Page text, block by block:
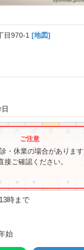
目970-1 [地図]
● ● ● ●
●
・休業の場合がありま
接ご確認ください。
時まで
始